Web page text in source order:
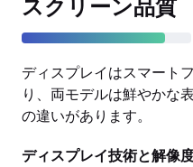
スクリーン品質
ディスプレイはスマート
り、両モデルは鮮やかな
の違いがあります。
ディスプレイ技術と解像